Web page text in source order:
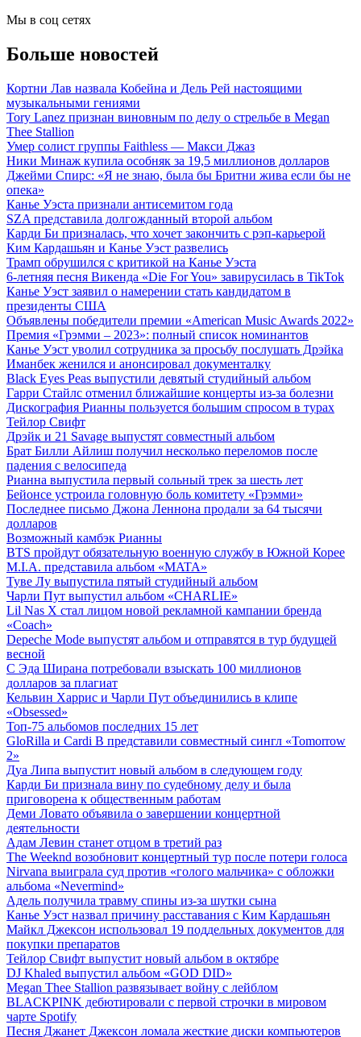
Мы в соц сетях
Больше новостей
Кортни Лав назвала Кобейна и Дель Рей настоящими
музыкальными гениями
Tory Lanez признан виновным по делу о стрельбе в Megan
Thee Stallion
Умер солист группы Faithless — Макси Джаз
Ники Минаж купила особняк за 19,5 миллионов долларов
Джейми Спирс: «Я не знаю, была бы Бритни жива если бы не
опека»
Канье Уэста признали антисемитом года
SZA представила долгожданный второй альбом
Карди Би призналась, что хочет закончить с рэп-карьерой
Ким Кардашьян и Канье Уэст развелись
Трамп обрушился с критикой на Канье Уэста
6-летняя песня Викенда «Die For You» завирусилась в TikTok
Канье Уэст заявил о намерении стать кандидатом в
президенты США
Объявлены победители премии «American Music Awards 2022»
Премия «Грэмми – 2023»: полный список номинантов
Канье Уэст уволил сотрудника за просьбу послушать Дрэйка
Иманбек женился и анонсировал документалку
Black Eyes Peas выпустили девятый студийный альбом
Гарри Стайлс отменил ближайшие концерты из-за болезни
Дискография Рианны пользуется большим спросом в турах
Тейлор Свифт
Дрэйк и 21 Savage выпустят совместный альбом
Брат Билли Айлиш получил несколько переломов после
падения с велосипеда
Рианна выпустила первый сольный трек за шесть лет
Бейонсе устроила головную боль комитету «Грэмми»
Последнее письмо Джона Леннона продали за 64 тысячи
долларов
Возможный камбэк Рианны
BTS пройдут обязательную военную службу в Южной Корее
M.I.A. представила альбом «MATA»
Туве Лу выпустила пятый студийный альбом
Чарли Пут выпустил альбом «CHARLIE»
Lil Nas X стал лицом новой рекламной кампании бренда
«Coach»
Depeche Mode выпустят альбом и отправятся в тур будущей
весной
С Эда Ширана потребовали взыскать 100 миллионов
долларов за плагиат
Кельвин Харрис и Чарли Пут объединились в клипе
«Obsessed»
Топ-75 альбомов последних 15 лет
GloRilla и Cardi B представили совместный сингл «Tomorrow
2»
Дуа Липа выпустит новый альбом в следующем году
Карди Би признала вину по судебному делу и была
приговорена к общественным работам
Деми Ловато объявила о завершении концертной
деятельности
Адам Левин станет отцом в третий раз
The Weeknd возобновит концертный тур после потери голоса
Nirvana выиграла суд против «голого мальчика» с обложки
альбома «Nevermind»
Адель получила травму спины из-за шутки сына
Канье Уэст назвал причину расставания с Ким Кардашьян
Майкл Джексон использовал 19 поддельных документов для
покупки препаратов
Тейлор Свифт выпустит новый альбом в октябре
DJ Khaled выпустил альбом «GOD DID»
Megan Thee Stallion развязывает войну с лейблом
BLACKPINK дебютировали с первой строчки в мировом
чарте Spotify
Песня Джанет Джексон ломала жесткие диски компьютеров